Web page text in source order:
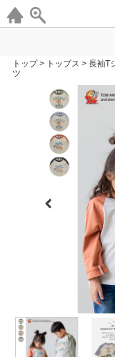
トップ > トップス > 長袖T
ツ